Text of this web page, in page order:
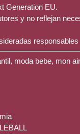
Generation EU.
y no reflejan
moda bebe, mon